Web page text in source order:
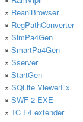
» ReaniBrowser
» RegPathConverter
» SimPa4Gen
» SmartPa4Gen
» Sserver
» StartGen
» SQLite ViewerEx
» SWF 2 EXE
» TC F4 extender